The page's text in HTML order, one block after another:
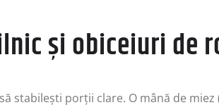
și obiceiuri de
stabilești porții clare. O mână de